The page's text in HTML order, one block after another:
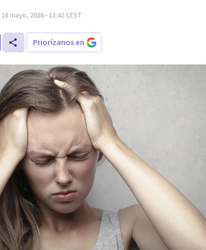
18 mayo, 2026 - 11:42 CEST
Priorízanos en